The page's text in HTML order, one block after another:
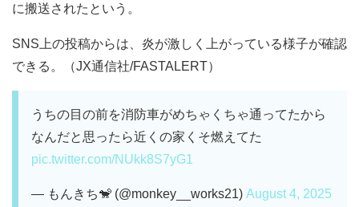
に搬送されたという。
SNS上の投稿からは、炎が激しく上がっている様子が確認
できる。（JX通信社/FASTALERT）
うちの目の前を消防車がめちゃくちゃ通ってたから
なんだと思ったら近くの家くそ燃えてた
pic.twitter.com/NUkk8S7yG1
— もんきち🐒 (@monkey__works21) August 4, 2025